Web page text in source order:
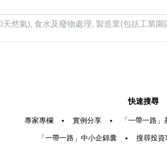
然氣), 食水及廢物處理, 製造業(包括工業
快速搜尋
專家專欄 • 實例分享 • 「一帶一路
「一帶一路」中小企錦囊 • 搜尋投資